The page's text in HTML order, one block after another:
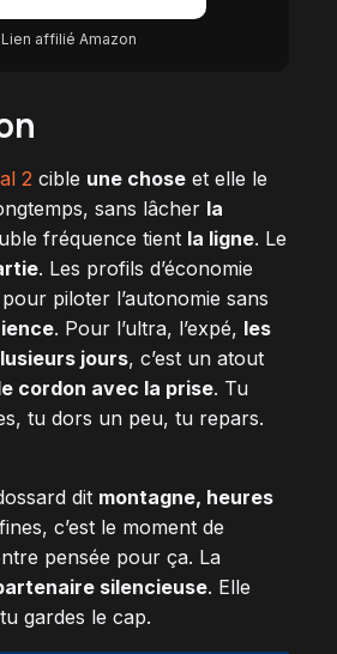
Lien affilié Amazon
2 cible une chose et elle le
sans lâcher la
fréquence tient la ligne. Le
. Les profils d’économie
piloter l’autonomie sans
. Pour l’ultra, l’expé, les
jours, c’est un atout
cordon avec la prise. Tu
tu dors un peu, tu repars.
dit montagne, heures
c’est le moment de
pensée pour ça. La
silencieuse. Elle
gardes le cap.